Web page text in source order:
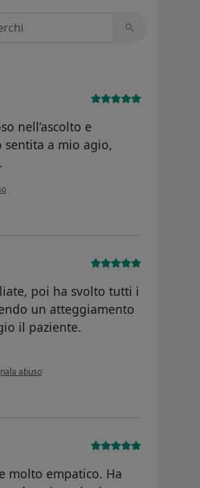
nell’ascolto e
sentita a mio agio,
dell'utente Aurora C
poi ha svolto tutti i
un atteggiamento
il paziente.
l'opinione dell'utente AM
abuso
molto empatico. Ha